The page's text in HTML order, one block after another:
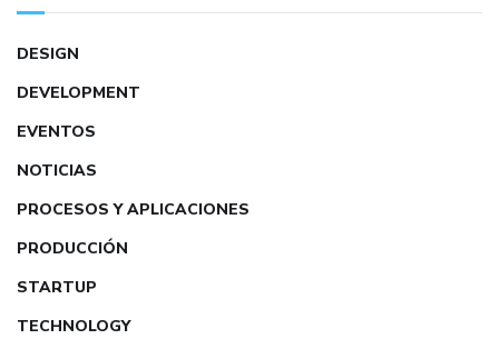
DESIGN
DEVELOPMENT
EVENTOS
NOTICIAS
PROCESOS Y APLICACIONES
PRODUCCIÓN
STARTUP
TECHNOLOGY